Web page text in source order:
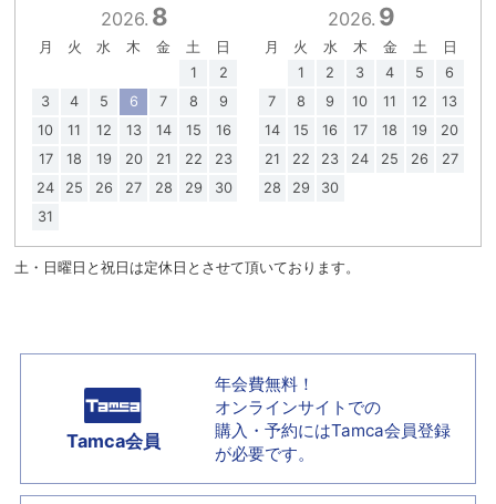
2026. 8
月 火 水 木 金 土
日
1
2
3
4 5 6 7 8
9
10
11 12 13 14 15
16
17
18 19 20 21 22
23
24
25 26 27 28 29
30
31
2026. 9
月 火 水 木 金 土
日
1
2 3 4 5
6
7
8 9 10 11 12
13
14
15 16 17 18 19
20
21
22 23 24 25 26
27
28
29 30
土・日曜日と祝日は定休日とさせて頂いております。
Tamca会員
年会費無料！
オンラインサイトでの
購入・予約にはTamca会員登録
が必要です。